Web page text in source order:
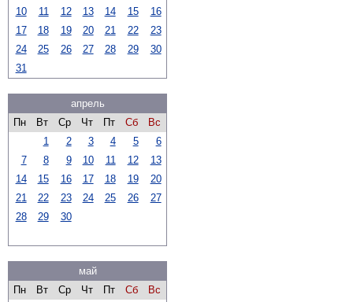
10
11 12 13 14 15
16
17
18 19 20 21 22
23
24
25 26 27 28 29
30
31
апрель
Пн
Вт Ср Чт Пт Сб
Вс
1
2 3 4 5
6
7
8 9 10 11 12
13
14
15 16 17 18 19
20
21
22 23 24 25 26
27
28
29 30
май
Пн
Вт Ср Чт Пт Сб
Вс